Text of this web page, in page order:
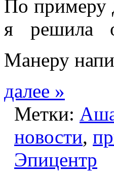
По примеру
я решила
Манеру
далее »
Метки:
новости,
Эпицентр